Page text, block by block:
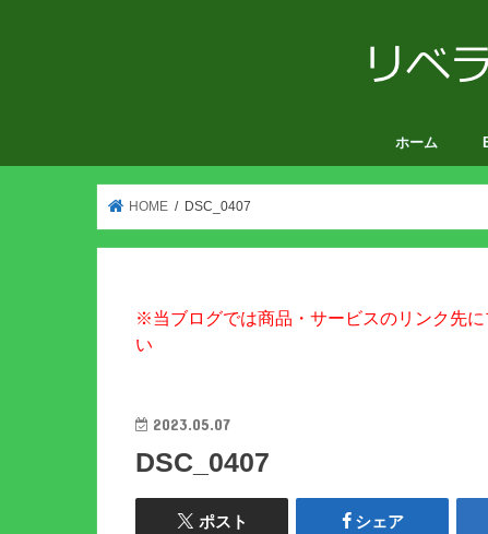
ホーム
HOME DSC_0407
※当ブログでは商品・サービスのリンク先
い
2023.05.07
DSC_0407
ポスト シェア